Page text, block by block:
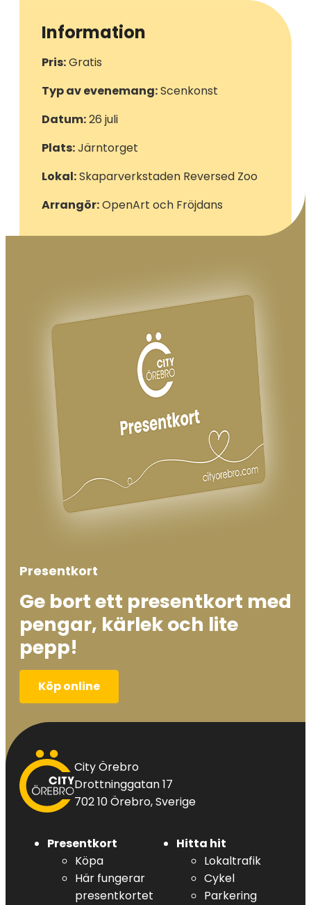
Information
Pris:Gratis
Typ av evenemang:Scenkonst
Datum:26 juli
Plats:Järntorget
Lokal:Skaparverkstaden Reversed Zoo
Arrangör:OpenArt och Fröjdans
Presentkort
Ge bort ett presentkort med
pengar, kärlek och lite
pepp!
Köp online
City
Örebro
City Örebro
Drottninggatan 17
702 10 Örebro, Sverige
Presentkort
Köpa
Här fungerar
presentkortet
Hitta hit
Lokaltrafik
Cykel
Parkering